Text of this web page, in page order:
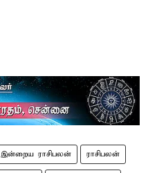
இன்றைய ராசிபலன் ராசிபலன்